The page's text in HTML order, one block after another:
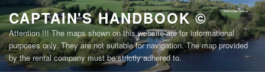
Zum
Inhalt
springen
CAPTAIN'S HANDBOOK ©
Attention !!! The maps shown on this website are for informational
purposes only. They are not suitable for navigation. The map provided
by the rental company must be strictly adhered to.